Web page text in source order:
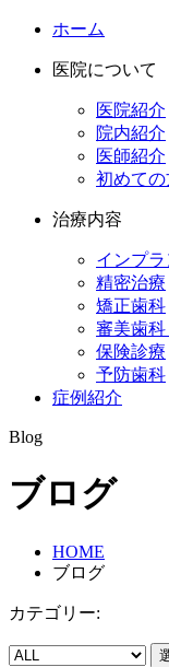
ホーム
医院について
医院紹介
院内紹介
医師紹介
初めて
治療内容
インプラ
精密治療
矯正歯科
審美歯
保険診療
予防歯科
症例紹介
Blog
ブログ
HOME
ブログ
カテゴリー: